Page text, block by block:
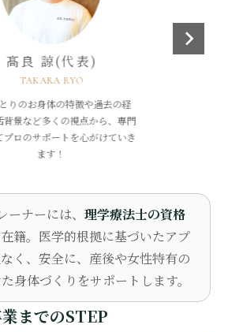
4名 / 今宿店3名
体験レッスンを予約する
髙良 諒(代表)
TAKARA RYO
りのお身体の特徴や過去の経
背景など多くの視点から、専門
プロのサポートを心がけていき
ます！
ナーには、 理学療法士の資格
籍。医学的根拠に基づいたアプ
く、安全に、産後や女性特有の
身体づくりをサポートします。
までのSTEP